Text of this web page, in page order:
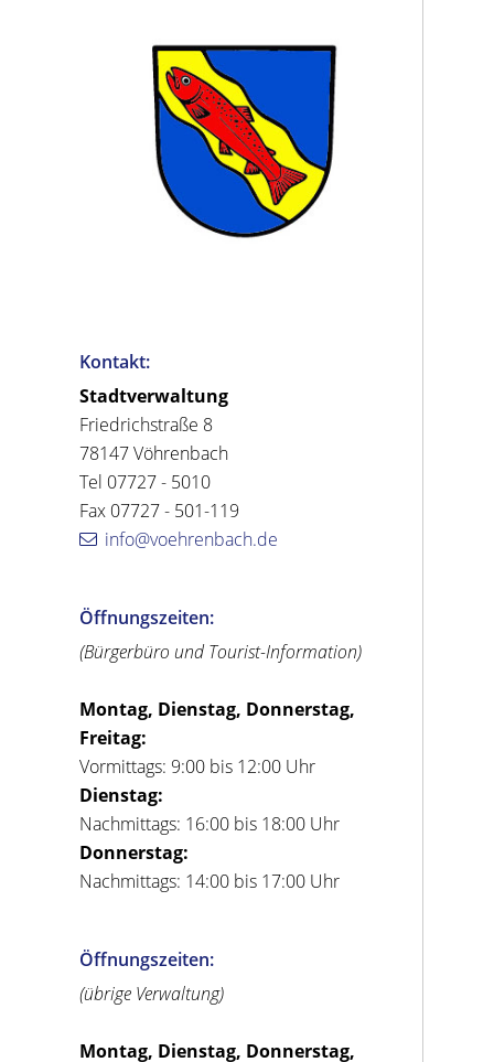
Kontakt:
Stadtverwaltung
Friedrichstraße 8
78147 Vöhrenbach
Tel 07727 - 5010
Fax 07727 - 501-119
info@voehrenbach.de
Öffnungszeiten:
(Bürgerbüro und Tourist-Information)
Montag, Dienstag, Donnerstag,
Freitag:
Vormittags: 9:00 bis 12:00 Uhr
Dienstag:
Nachmittags: 16:00 bis 18:00 Uhr
Donnerstag:
Nachmittags: 14:00 bis 17:00 Uhr
Öffnungszeiten:
(übrige Verwaltung)
Montag, Dienstag, Donnerstag,